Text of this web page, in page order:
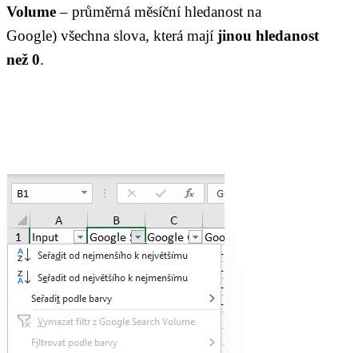
Volume– průměrná měsíční hledanost na
Google) všechna slova, která mají jinou hledanost
než 0.